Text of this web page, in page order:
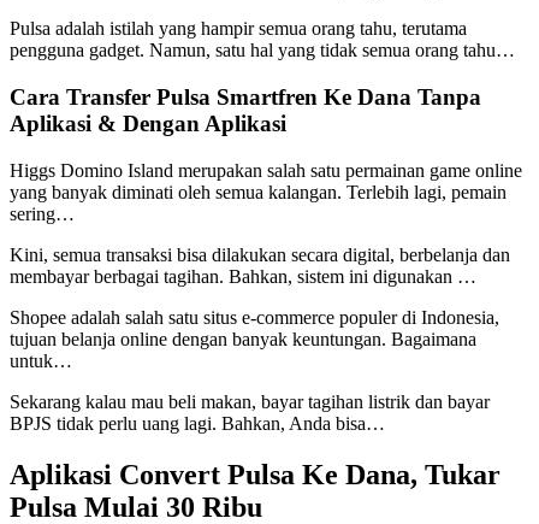
Pulsa adalah istilah yang hampir semua orang tahu, terutama
pengguna gadget. Namun, satu hal yang tidak semua orang tahu…
Cara Transfer Pulsa Smartfren Ke Dana Tanpa
Aplikasi & Dengan Aplikasi
Higgs Domino Island merupakan salah satu permainan game online
yang banyak diminati oleh semua kalangan. Terlebih lagi, pemain
sering…
Kini, semua transaksi bisa dilakukan secara digital, berbelanja dan
membayar berbagai tagihan. Bahkan, sistem ini digunakan …
Shopee adalah salah satu situs e-commerce populer di Indonesia,
tujuan belanja online dengan banyak keuntungan. Bagaimana
untuk…
Sekarang kalau mau beli makan, bayar tagihan listrik dan bayar
BPJS tidak perlu uang lagi. Bahkan, Anda bisa…
Aplikasi Convert Pulsa Ke Dana, Tukar
Pulsa Mulai 30 Ribu